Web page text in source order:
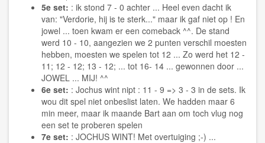
5e set: : ik stond 7 - 0 achter ... Heel even dacht ik
van: "Verdorie, hij is te sterk..." maar ik gaf niet op ! En
jowel ... toen kwam er een comeback ^^. De stand
werd 10 - 10, aangezien we 2 punten verschil moesten
hebben, moesten we spelen tot 12 ... Zo werd het 12 -
11; 12 - 12; 13 - 12; ... tot 16- 14 ... gewonnen door ...
JOWEL ... MIJ! ^^
6e set: : Jochus wint nipt : 11 - 9 => 3 - 3 in de sets. Ik
wou dit spel niet onbeslist laten. We hadden maar 6
min meer, maar ik maande Bart aan om toch vlug nog
een set te proberen spelen
7e set: : JOCHUS WINT! Met overtuiging ;-) ...